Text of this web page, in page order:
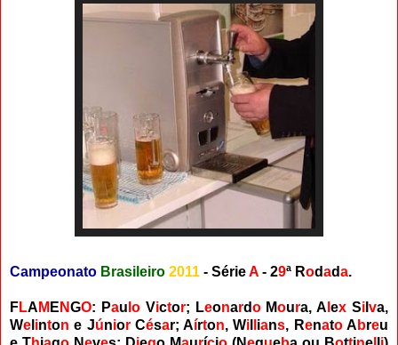
Campeonato Brasileiro 2011 - SérieA - 29ª Rodada.
FLA M E NGO: Pau o Victor; LeonardoMoura, A lex Si lva,
We intone JúniorCésar; Aírton, Wi ians, RenatoA breu